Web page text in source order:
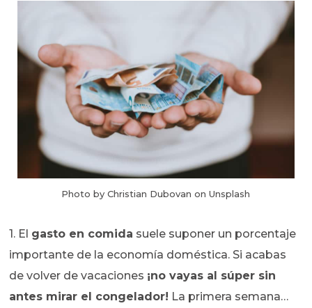
Photo by Christian Dubovan on Unsplash
1. El gasto en comida suele suponer un porcentaje
importante de la economía doméstica. Si acabas
de volver de vacaciones ¡no vayas al súper sin
antes mirar el congelador! La primera semana…